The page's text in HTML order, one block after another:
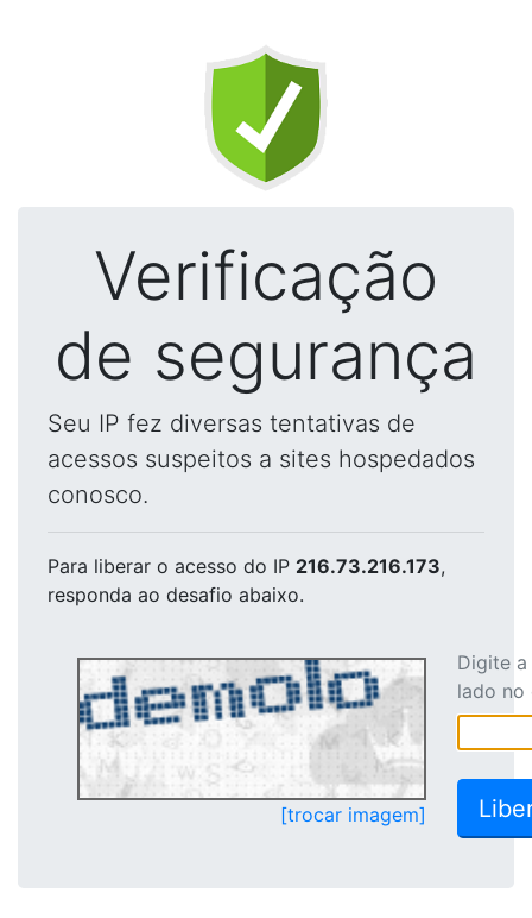
Verificação
de segurança
Seu IP fez diversas tentativas de
acessos suspeitos a sites hospedados
conosco.
Para liberar o acesso do IP 216.73.216.173,
responda ao desafio abaixo.
[trocar imagem]
Digite
lado no